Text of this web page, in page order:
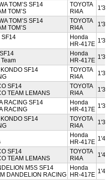
TOM’S SF14
TOM’S
TOYOTA
RI4A
TOM’S SF14
TOM’S
TOYOTA
RI4A
SF14
Honda
HR-417E
Honda
HR-417E
SF14
TOYOTA
RI4A
SF14
TEAM LEMANS
TOYOTA
RI4A
RACING SF14
RACING
Honda
HR-417E
SF14
TOYOTA
RI4A
Honda
HR-417E
SF14
TEAM LEMANS
TOYOTA
RI4A
M5S SF14
DANDELION RACING
Honda
HR-417E